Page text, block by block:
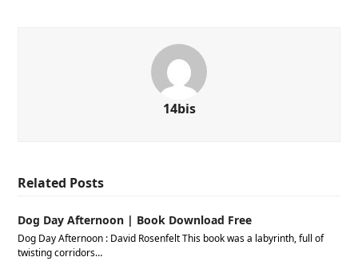
14bis
Related Posts
Dog Day Afternoon | Book Download Free
Dog Day Afternoon : David Rosenfelt This book was a labyrinth, full of
twisting corridors…